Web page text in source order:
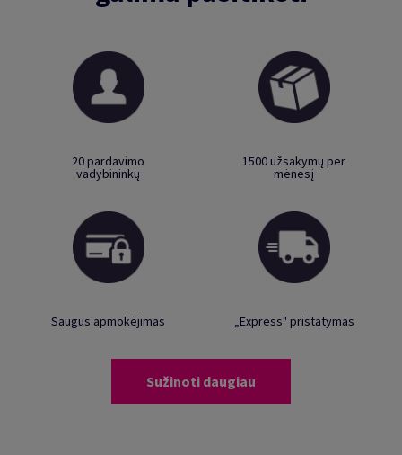
20 pardavimo
vadybininkų
1500 užsakymų per
mėnesį
Saugus apmokėjimas „Express" pristatymas
Sužinoti daugiau